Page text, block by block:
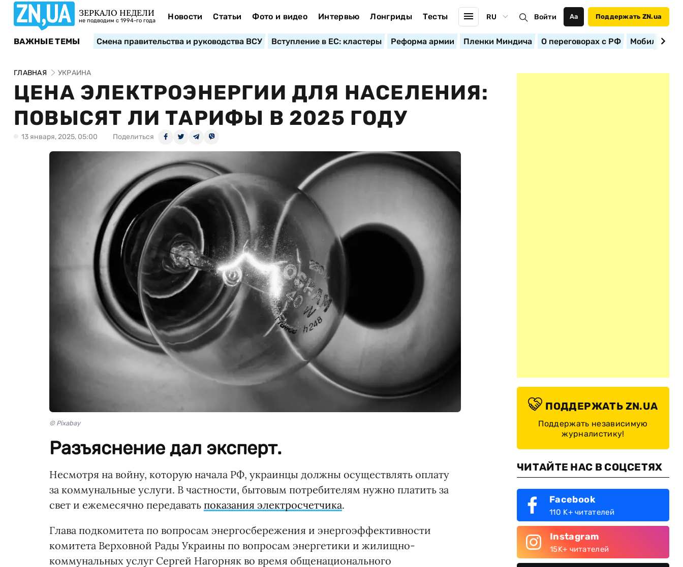
ЗЕРКАЛО НЕДЕЛИ
не подводим с 1994-го года Новости Статьи Фото и видео Интервью Лонгриды Тесты RU Войти Аа Поддержать ZN.ua
ВАЖНЫЕ ТЕМЫ Смена правительства и руководства ВСУ Вступление в ЕС: кластеры Реформа армии Пленки Миндича О переговорах с РФ
ГЛАВНАЯ УКРАИНА
ЦЕНА ЭЛЕКТРОЭНЕРГИИ ДЛЯ НАСЕЛЕНИЯ:
ПОВЫСЯТ ЛИ ТАРИФЫ В 2025 ГОДУ
13 января, 2025, 05:00 Поделиться
© Pixabay
Разъяснение дал эксперт.
Несмотря на войну, которую начала РФ, украинцы должны осуществлять оплату
за коммунальные услуги. В частности, бытовым потребителям нужно платить за
свет и ежемесячно передавать показания электросчетчика.
Глава подкомитета по вопросам энергосбережения и энергоэффективности
комитета Верховной Рады Украины по вопросам энергетики и жилищно-
коммунальных услуг Сергей Нагорняк во время общенационального
ПОДДЕРЖАТЬ ZN.UA
Поддержать независимую
журналистику!
ЧИТАЙТЕ НАС В СОЦСЕТЯХ
Facebook
110 K+ читателей
Instagram
15K+ читателей